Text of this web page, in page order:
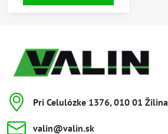
Pri Celulózke 1376, 010 01 Žilina
valin​@valin​.sk